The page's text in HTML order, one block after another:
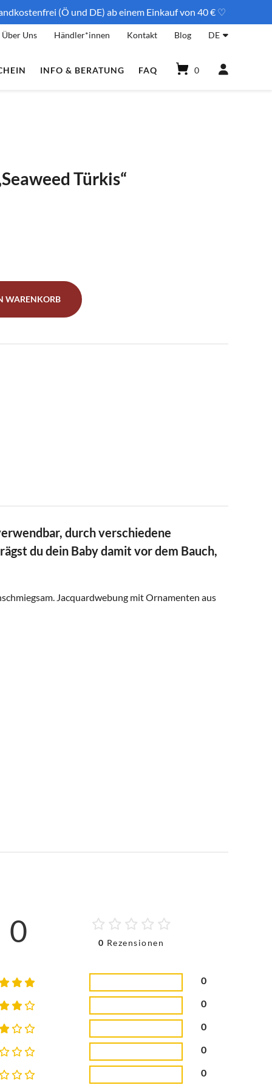
(Ö und DE) ab einem Einkauf von 40 € ♡
Über Uns Händler*innen Kontakt Blog DE
INFO & BERATUNG FAQ 0
Türkis“
WARENKORB
durch verschiedene
du dein Baby damit vor dem Bauch,
Jacquardwebung mit Ornamenten aus
0 0 Rezensionen
0
0
0
0
0